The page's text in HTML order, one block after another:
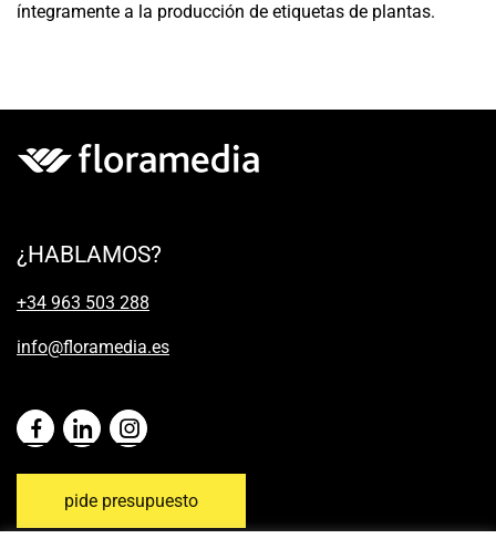
íntegramente a la producción de etiquetas de plantas.
¿HABLAMOS?
+34 963 503 288
info@floramedia.es
pide presupuesto